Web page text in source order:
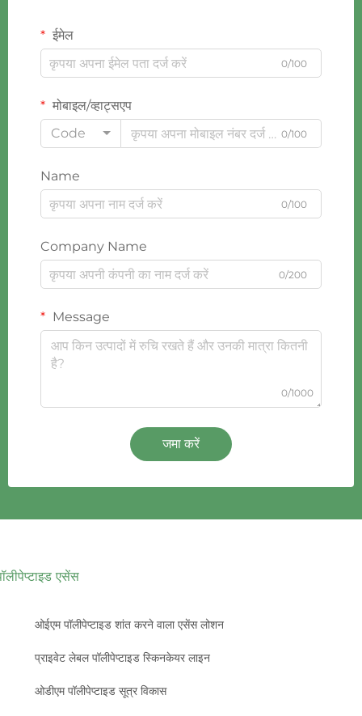
ईमेल
0/100
मोबाइल/व्हाट्सएप
Code
0/100
Name
0/100
Company Name
0/200
Message
0/1000
जमा करें
एसेंस
ओईएम पॉलीपेप्टाइड शांत करने वाला एसेंस लोशन
प्राइवेट लेबल पॉलीपेप्टाइड स्किनकेयर लाइन
ओडीएम पॉलीपेप्टाइड सूत्र विकास